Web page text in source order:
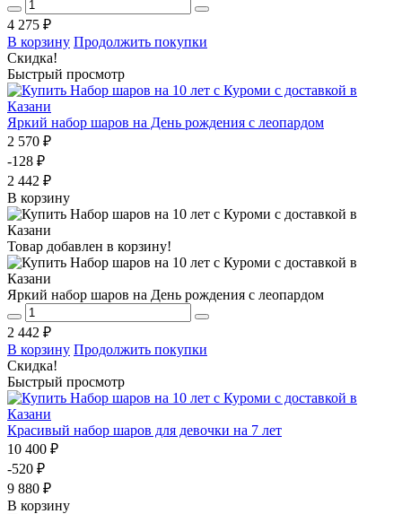
4 275 ₽
В корзину Продолжить покупки
Скидка!
Быстрый просмотр
Яркий набор шаров на День рождения с леопардом
2 570 ₽
-128 ₽
2 442 ₽
В корзину
Товар добавлен в корзину!
Яркий набор шаров на День рождения с леопардом
2 442 ₽
В корзину Продолжить покупки
Скидка!
Быстрый просмотр
Красивый набор шаров для девочки на 7 лет
10 400 ₽
-520 ₽
9 880 ₽
В корзину